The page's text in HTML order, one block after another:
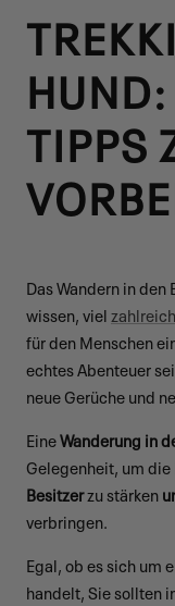
TIPPS
Das Wandern in
wissen, viel
für den Menschen
echtes Abenteuer
neue Gerüche und
EineWanderung in
Gelegenheit, um die
Besitzerzu stärken
verbringen.
Egal, ob es sich um
handelt, Sie sollten